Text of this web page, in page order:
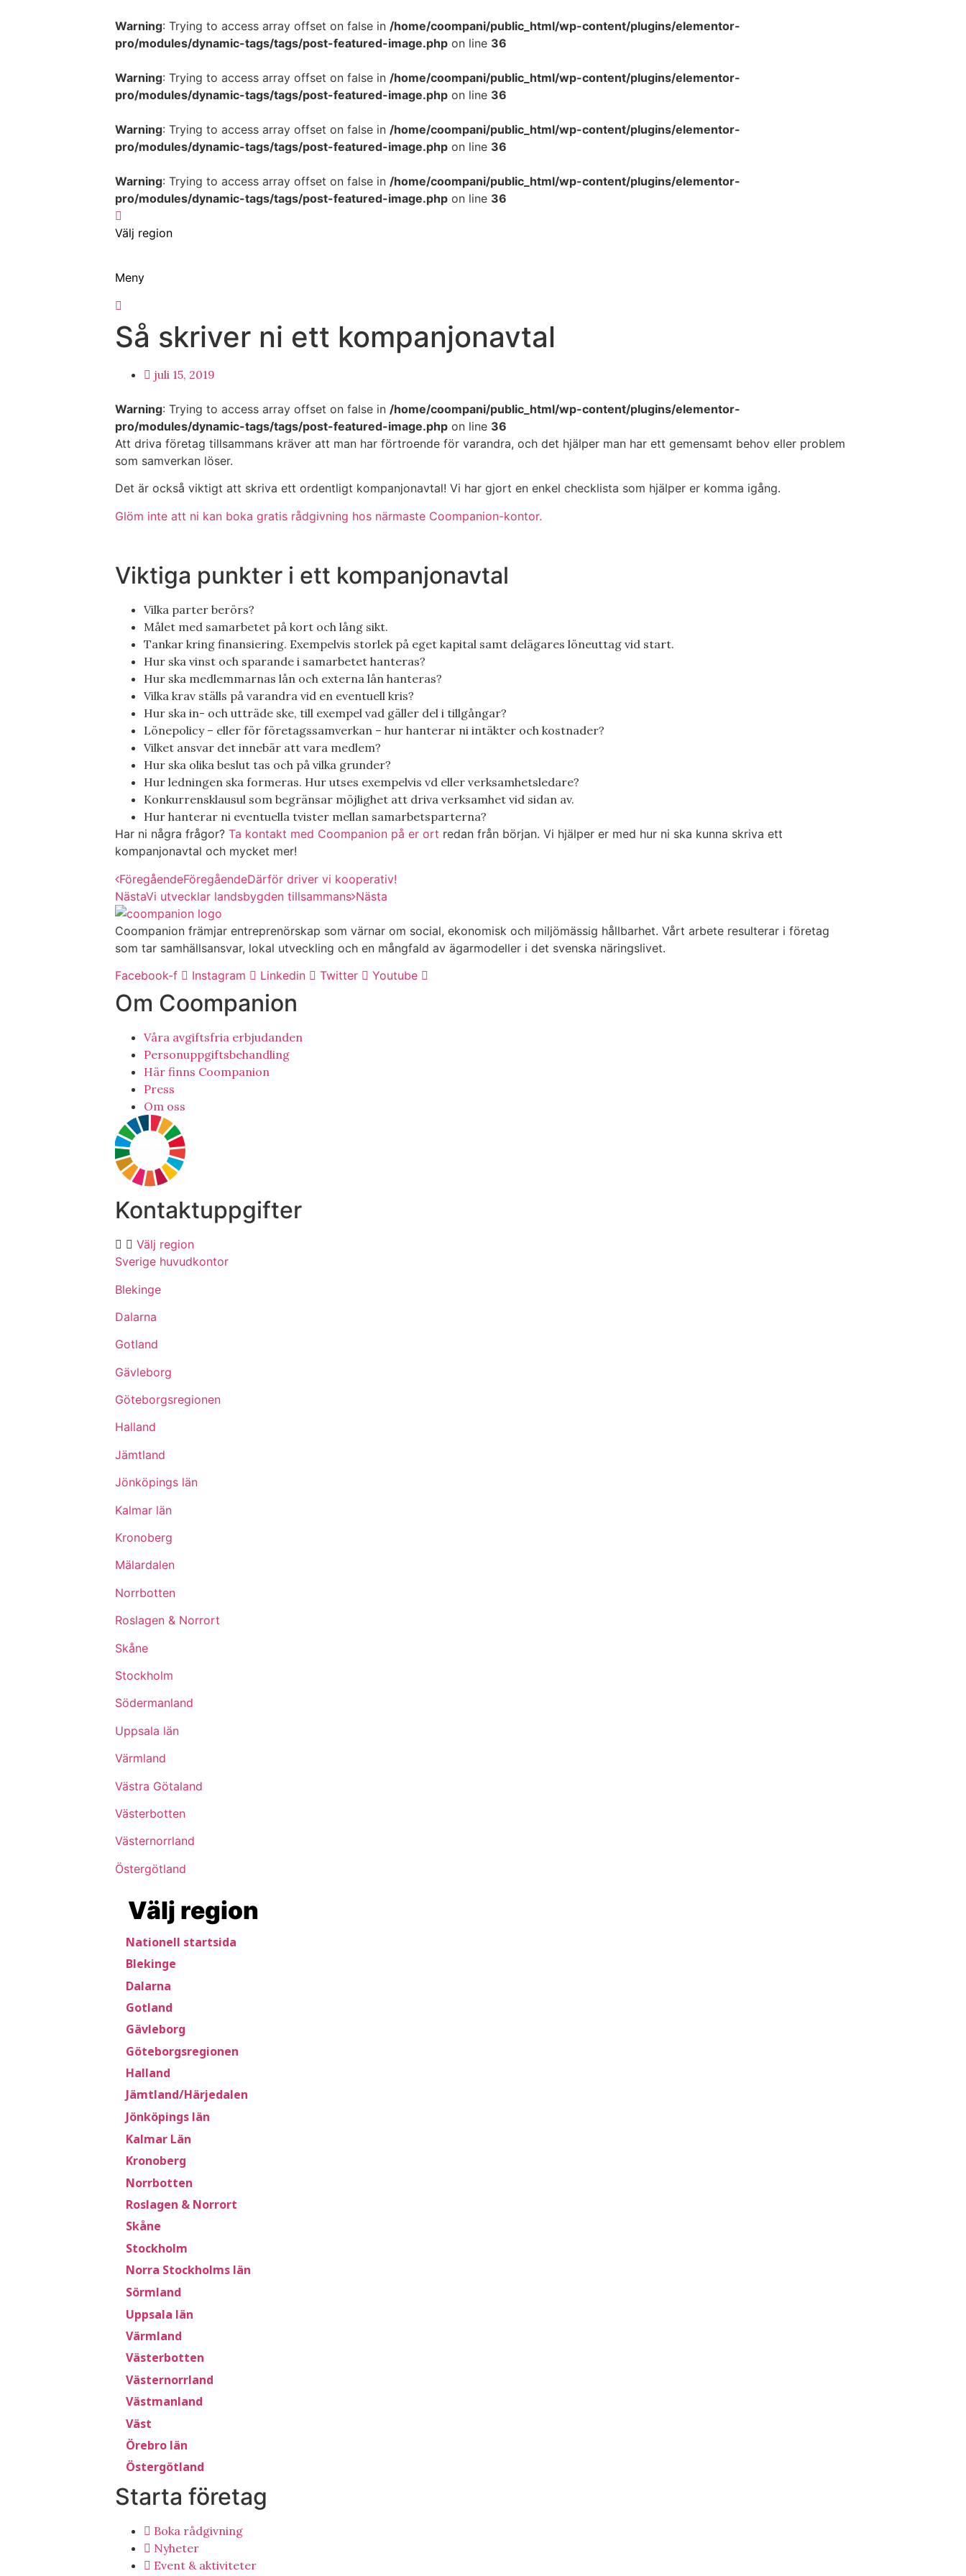
Warning: Trying to access array offset on false in /home/coompani/public_html/wp-content/plugins/elementor-
pro/modules/dynamic-tags/tags/post-featured-image.php on line 36
Warning: Trying to access array offset on false in /home/coompani/public_html/wp-content/plugins/elementor-
pro/modules/dynamic-tags/tags/post-featured-image.php on line 36
Warning: Trying to access array offset on false in /home/coompani/public_html/wp-content/plugins/elementor-
pro/modules/dynamic-tags/tags/post-featured-image.php on line 36
Warning: Trying to access array offset on false in /home/coompani/public_html/wp-content/plugins/elementor-
pro/modules/dynamic-tags/tags/post-featured-image.php on line 36
Hoppa
till
Välj region
Meny
Så skriver ni ett kompanjonavtal
juli 15, 2019
Warning: Trying to access array offset on false in /home/coompani/public_html/wp-content/plugins/elementor-
pro/modules/dynamic-tags/tags/post-featured-image.php on line 36
Att driva företag tillsammans kräver att man har förtroende för varandra, och det hjälper man har ett gemensamt behov eller problem
som samverkan löser.
Det är också viktigt att skriva ett ordentligt kompanjonavtal! Vi har gjort en enkel checklista som hjälper er komma igång.
Glöm inte att ni kan boka gratis rådgivning hos närmaste Coompanion-kontor.
Viktiga punkter i ett kompanjonavtal
Vilka parter berörs?
Målet med samarbetet på kort och lång sikt.
Tankar kring finansiering. Exempelvis storlek på eget kapital samt delägares löneuttag vid start.
Hur ska vinst och sparande i samarbetet hanteras?
Hur ska medlemmarnas lån och externa lån hanteras?
Vilka krav ställs på varandra vid en eventuell kris?
Hur ska in- och utträde ske, till exempel vad gäller del i tillgångar?
Lönepolicy – eller för företagssamverkan – hur hanterar ni intäkter och kostnader?
Vilket ansvar det innebär att vara medlem?
Hur ska olika beslut tas och på vilka grunder?
Hur ledningen ska formeras. Hur utses exempelvis vd eller verksamhetsledare?
Konkurrensklausul som begränsar möjlighet att driva verksamhet vid sidan av.
Hur hanterar ni eventuella tvister mellan samarbetsparterna?
Har ni några frågor? Ta kontakt med Coompanion på er ort redan från början. Vi hjälper er med hur ni ska kunna skriva ett
kompanjonavtal och mycket mer!
FöregåendeFöregåendeDärför driver vi kooperativ!
NästaVi utvecklar landsbygden tillsammans Nästa
Coompanion främjar entreprenörskap som värnar om social, ekonomisk och miljömässig hållbarhet. Vårt arbete resulterar i företag
som tar samhällsansvar, lokal utveckling och en mångfald av ägarmodeller i det svenska näringslivet.
Facebook-f
Instagram Linkedin Twitter Youtube
Om Coompanion
Våra avgiftsfria erbjudanden
Personuppgiftsbehandling
Här finns Coompanion
Press
Om oss
Kontaktuppgifter
Välj region
Sverige huvudkontor
Blekinge
Dalarna
Gotland
Gävleborg
Göteborgsregionen
Halland
Jämtland
Jönköpings län
Kalmar län
Kronoberg
Mälardalen
Norrbotten
Roslagen & Norrort
Skåne
Stockholm
Södermanland
Uppsala län
Värmland
Västra Götaland
Västerbotten
Västernorrland
Östergötland
Välj region
Nationell startsida
Blekinge
Dalarna
Gotland
Gävleborg
Göteborgsregionen
Halland
Jämtland/Härjedalen
Jönköpings län
Kalmar Län
Kronoberg
Norrbotten
Roslagen & Norrort
Skåne
Stockholm
Norra Stockholms län
Sörmland
Uppsala län
Värmland
Västerbotten
Västernorrland
Västmanland
Väst
Örebro län
Östergötland
Starta företag
Boka rådgivning
Nyheter
Event & aktiviteter